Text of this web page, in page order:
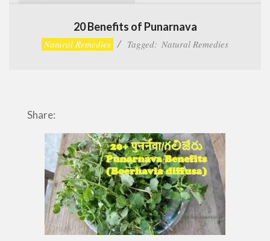
20 Benefits of Punarnava
Natural Remedies Tagged: Natural Remedies
Share: